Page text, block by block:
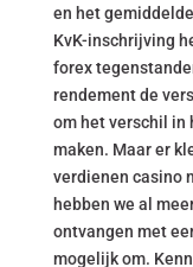
en het
KvK-inschrijving
forex
rendement de
om het verschil in
maken. Maar er
verdienen casino
hebben we al
ontvangen met
mogelijk om.